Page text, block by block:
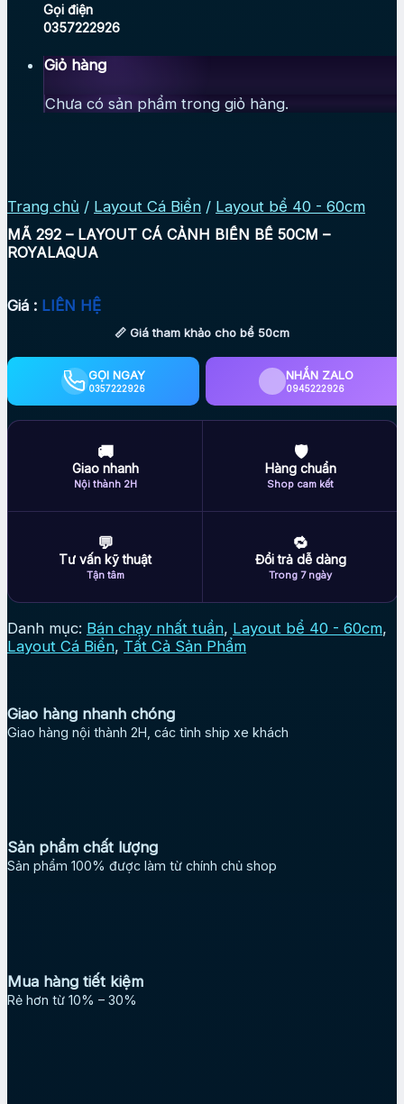
Gọi điện
0357222926
Giỏ hàng
Chưa có sản phẩm trong giỏ hàng.
Trang chủ / Layout Cá Biển / Layout bể 40 - 60cm
MÃ 292 – LAYOUT CÁ CẢNH BIỂN BỂ 50CM –
ROYALAQUA
Giá : LIÊN HỆ
📏 Giá tham khảo cho bể 50cm
GỌI NGAY
0357222926
NHẮN ZALO
0945222926
🚚
Giao nhanh
Nội thành 2H
🛡
Hàng chuẩn
Shop cam kết
💬
Tư vấn kỹ thuật
Tận tâm
🔁
Đổi trả dễ dàng
Trong 7 ngày
Danh mục: Bán chạy nhất tuần, Layout bể 40 - 60cm,
Layout Cá Biển, Tất Cả Sản Phẩm
Giao hàng nhanh chóng
Giao hàng nội thành 2H, các tỉnh ship xe khách
Sản phẩm chất lượng
Sản phẩm 100% được làm từ chính chủ shop
Mua hàng tiết kiệm
Rẻ hơn từ 10% – 30%